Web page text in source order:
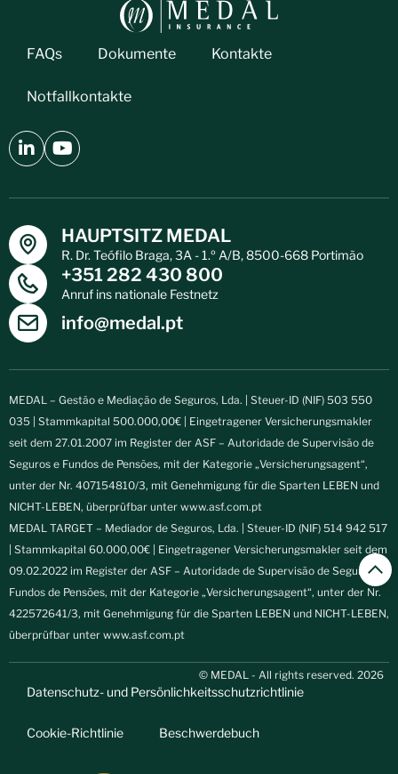
FAQs Dokumente Kontakte
Notfallkontakte
HAUPTSITZ MEDAL
R. Dr. Teófilo Braga, 3A - 1.º A/B, 8500-668 Portimão
+351 282 430 800
Anruf ins nationale Festnetz
info@medal.pt
MEDAL – Gestão e Mediação de Seguros, Lda. | Steuer-ID (NIF) 503 550
035 | Stammkapital 500.000,00€ | Eingetragener Versicherungsmakler
seit dem 27.01.2007 im Register der ASF – Autoridade de Supervisão de
Seguros e Fundos de Pensões, mit der Kategorie „Versicherungsagent“,
unter der Nr. 407154810/3, mit Genehmigung für die Sparten LEBEN und
NICHT-LEBEN, überprüfbar unter www.asf.com.pt
MEDAL TARGET – Mediador de Seguros, Lda. | Steuer-ID (NIF) 514 942 517
| Stammkapital 60.000,00€ | Eingetragener Versicherungsmakler seit dem
09.02.2022 im Register der ASF – Autoridade de Supervisão de Seguros e
Fundos de Pensões, mit der Kategorie „Versicherungsagent“, unter der Nr.
422572641/3, mit Genehmigung für die Sparten LEBEN und NICHT-LEBEN,
überprüfbar unter www.asf.com.pt
Datenschutz- und Persönlichkeitsschutzrichtlinie
Cookie-Richtlinie Beschwerdebuch
© MEDAL - All rights reserved. 2026